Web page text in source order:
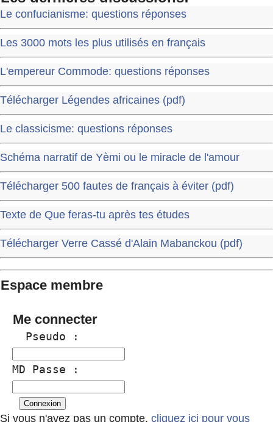
Le confucianisme: questions réponses
Les 3000 mots les plus utilisés en français
L'empereur Commode: questions réponses
Télécharger Légendes africaines (pdf)
Le classicisme: questions réponses
Schéma narratif de Yèmi ou le miracle de l'amour
Télécharger 500 fautes de français à éviter (pdf)
Texte de Que feras-tu après tes études
Télécharger Verre Cassé d'Alain Mabanckou (pdf)
Espace membre
Me connecter
  Pseudo :
MD Passe :
Si vous n'avez pas un compte, cliquez ici pour vous